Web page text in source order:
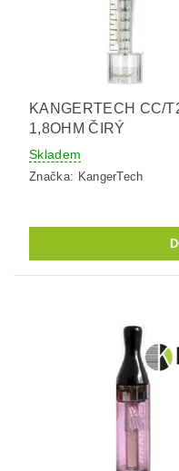
KANGERTECH CC/
1,8OHM ČIRÝ
Skladem
Značka: KangerTech